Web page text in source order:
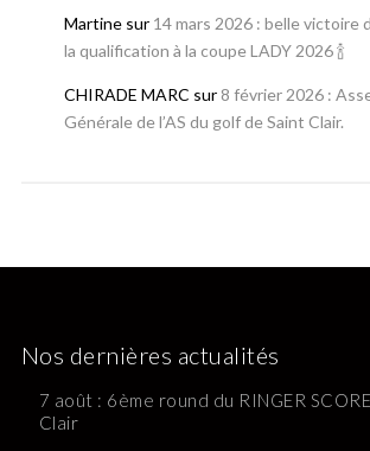
Martinesur 14 mars 2026 : belle victoire
la qualification à la coupe LADY 2026 🍾
CHIRADE MARC sur 8 février 2026 :
Générale de l’AS du golf de Saint Clair.
Nos dernières actualités
7 août : 6ème round du RINGER
Clair